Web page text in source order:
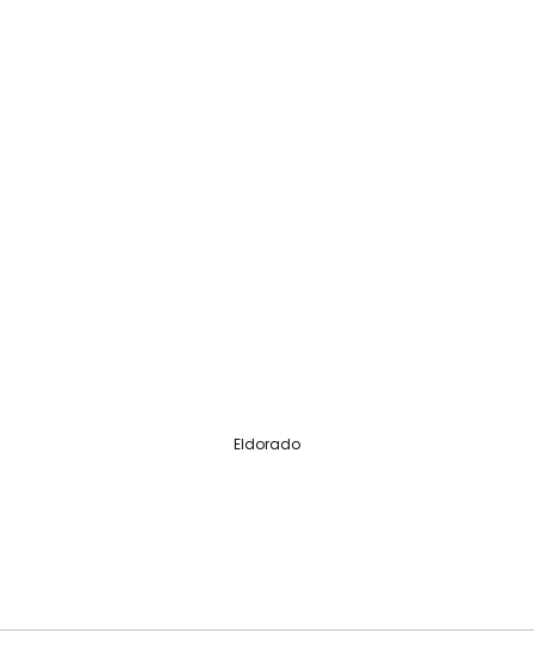
Eldorado